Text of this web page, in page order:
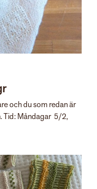
och du som redan är
Tid: Måndagar 5/2,